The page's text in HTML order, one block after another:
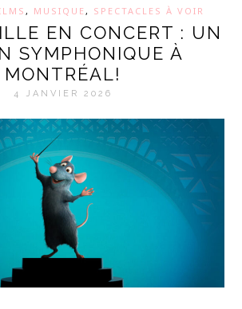
, MUSIQUE, SPECTACLES À VOIR
EN CONCERT : UN
SYMPHONIQUE À
MONTRÉAL!
4 JANVIER 2026